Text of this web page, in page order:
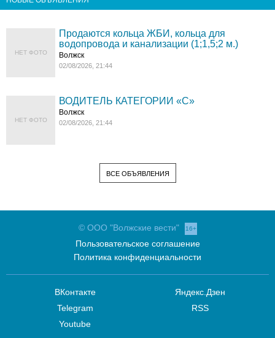
НЕТ ФОТО
Продаются кольца ЖБИ, кольца для
водопровода и канализации (1;1,5;2 м.)
Волжск
02/08/2026, 21:44
НЕТ ФОТО
ВОДИТЕЛЬ КАТЕГОРИИ «C»
Волжск
02/08/2026, 21:44
ВСЕ ОБЪЯВЛЕНИЯ
© ООО "Волжские вести" 16+
Пользовательское соглашение
Политика конфиденциальности
ВКонтакте
Telegram
Youtube
Яндекс.Дзен
RSS